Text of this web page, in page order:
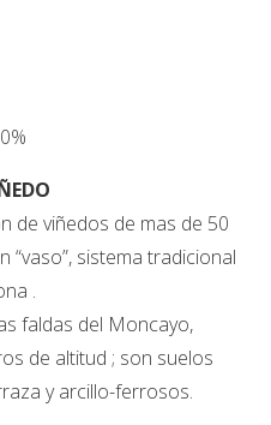
de viñedos de mas de 50
sistema tradicional
.
faldas del Moncayo,
de altitud ; son suelos
y arcillo-ferrosos.